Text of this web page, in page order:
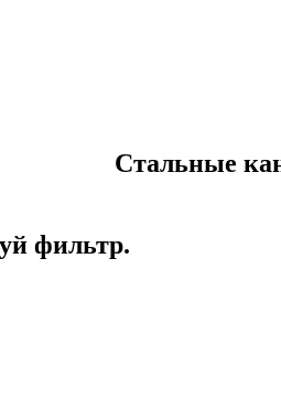
Стальные
фильтр.